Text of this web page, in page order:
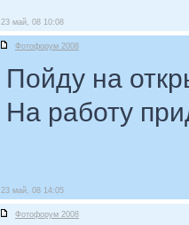
23 май, 08 10:08
Фотофорум 2008
Пойду на
На работу
23 май, 08 14:05
Фотофорум 2008